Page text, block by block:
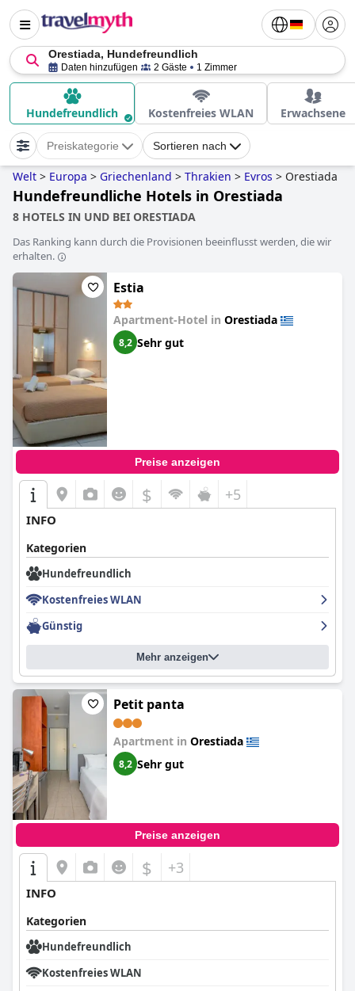
Orestiada, Hundefreundlich
Daten hinzufügen 2 Gäste 1 Zimmer
Hundefreundlich Kostenfreies WLAN Erwachsene
Preiskategorie Sortieren nach
Welt > Europa > Griechenland > Thrakien > Evros > Orestiada
Hundefreundliche Hotels in Orestiada
8 HOTELS IN UND BEI ORESTIADA
Das Ranking kann durch die Provisionen beeinflusst werden, die wir
erhalten.
Estia
Apartment-Hotel in Orestiada
8,2 Sehr gut
Preise anzeigen
$ +5
INFO
Kategorien
Hundefreundlich
Kostenfreies WLAN
Günstig
Mehr anzeigen
Petit panta
Apartment in Orestiada
8,2 Sehr gut
Preise anzeigen
$ +3
INFO
Kategorien
Hundefreundlich
Kostenfreies WLAN